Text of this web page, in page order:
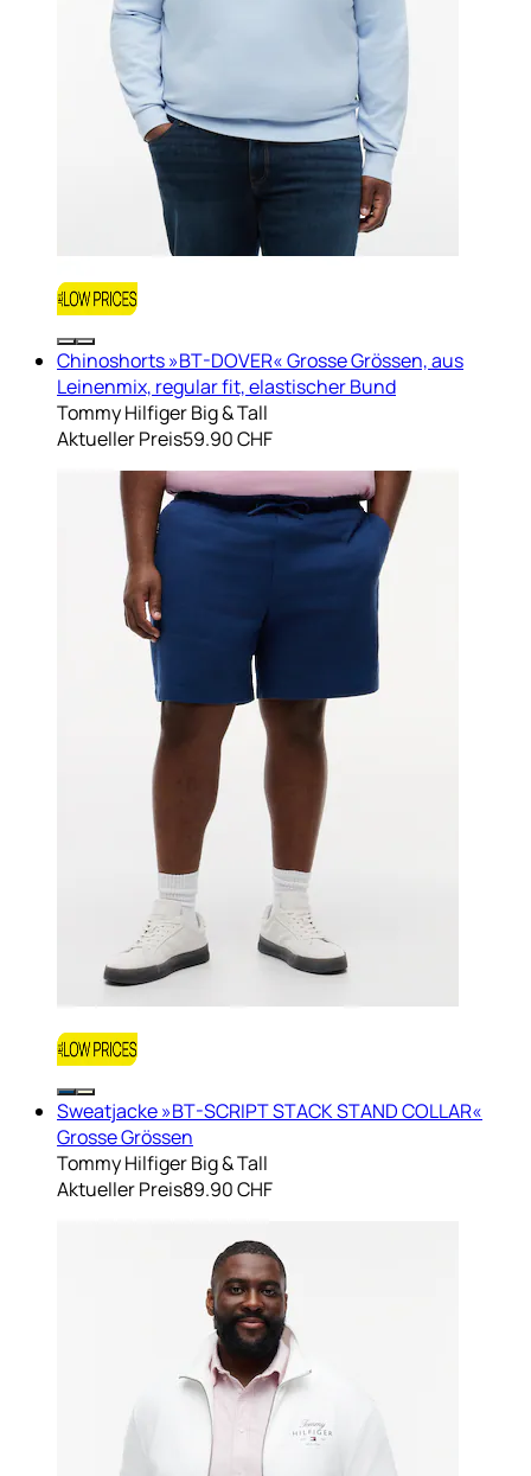
Chinoshorts »BT-DOVER« Grosse Grössen, aus
Leinenmix, regular fit, elastischer Bund
Tommy Hilfiger Big & Tall
Aktueller Preis59.90 CHF
Sweatjacke »BT-SCRIPT STACK STAND COLLAR«
Grosse Grössen
Tommy Hilfiger Big & Tall
Aktueller Preis89.90 CHF